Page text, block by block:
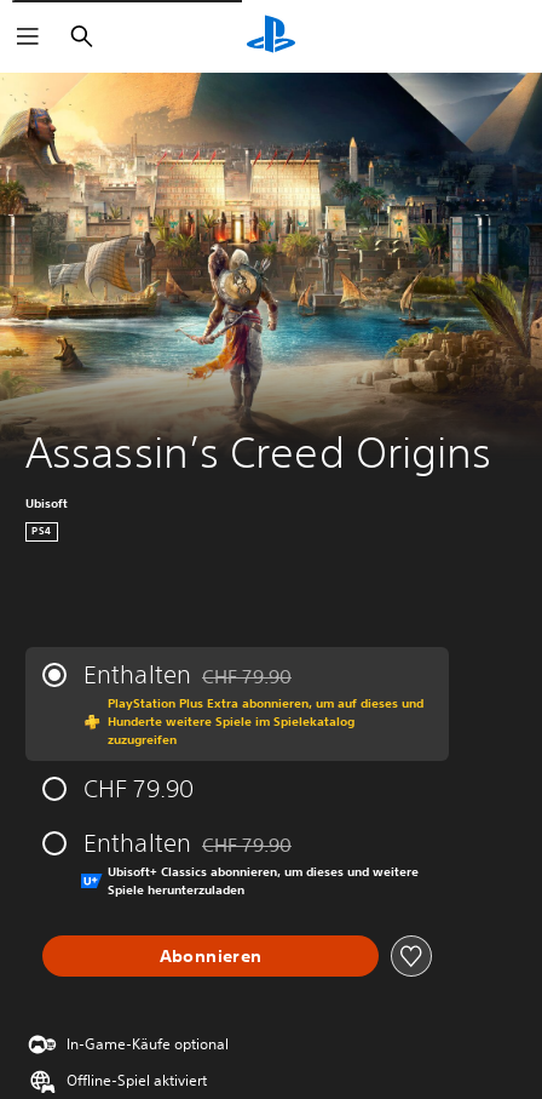
Suchen
Assassin’s Creed Origins
Ubisoft
PS4
Enthalten Preisnachlass gegenüber dem
CHF 79.90
PlayStation Plus Extra abonnieren, um auf dieses und
Hunderte weitere Spiele im Spielekatalog
zuzugreifen
CHF 79.90
Enthalten Preisnachlass gegenüber dem
CHF 79.90
Ubisoft+ Classics abonnieren, um dieses und weitere
Spiele herunterzuladen
Abonnieren
In-Game-Käufe optional
Offline-Spiel aktiviert